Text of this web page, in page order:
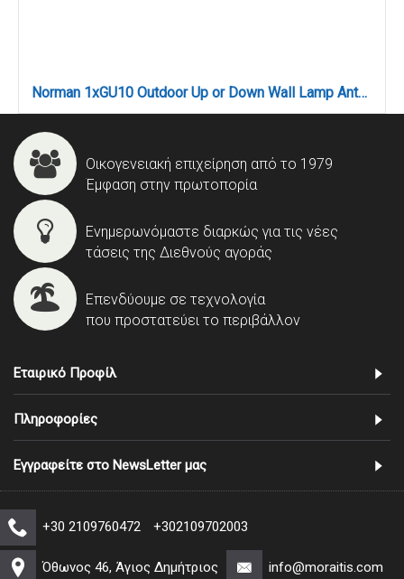
Norman 1xGU10 Outdoor Up or Down Wall Lamp Anthracite D:8cmx7cm (80200444)
Οικογενειακή επιχείρηση από το 1979
Έμφαση στην πρωτοπορία
Ενημερωνόμαστε διαρκώς για τις νέες
τάσεις της Διεθνούς αγοράς
Επενδύουμε σε τεχνολογία
που προστατεύει το περιβάλλον
Εταιρικό Προφίλ
Πληροφορίες
Εγγραφείτε στο NewsLetter μας
+30 2109760472 +302109702003
Όθωνος 46, Άγιος Δημήτριος info@moraitis.com